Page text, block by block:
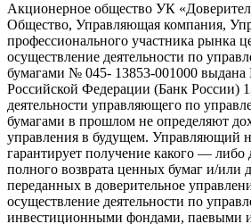
Акционерное общество УК
Общество, Управляющая компания,
профессионального участника рынка
осуществление деятельности по
бумагами № 045- 13853-001000
Российской Федерации (Банк России)
деятельности управляющего по
бумагами в прошлом не определяют
управления в будущем. Управляющий
гарантирует получение какого — либо
полного возврата ценных бумаг и/или
переданных в доверительное
осуществление деятельности по
инвестиционными фондами, паевыми